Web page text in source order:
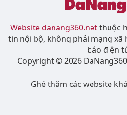
Website danang360.netthuộc
tin nội bộ, không phải mạng xã
báo điện
Copyright © 2026
Ghé thăm các website